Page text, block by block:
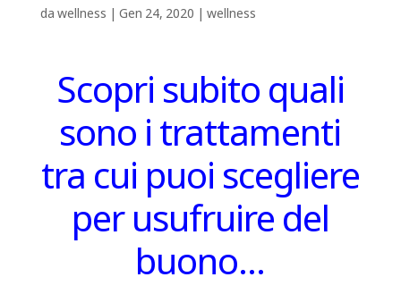
dawellness | Gen 24, 2020 | wellness
Scopri subito quali
sono i trattamenti
tra cui puoi scegliere
per usufruire del
buono…